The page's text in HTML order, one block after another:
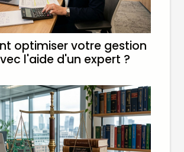
optimiser votre gestion
l'aide d'un expert ?